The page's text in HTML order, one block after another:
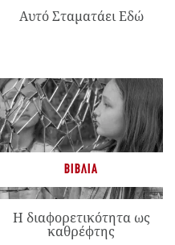
Αυτό Σταματάει Εδώ
ΒΙΒΛΊΑ
Η διαφορετικότητα ως
καθρέφτης